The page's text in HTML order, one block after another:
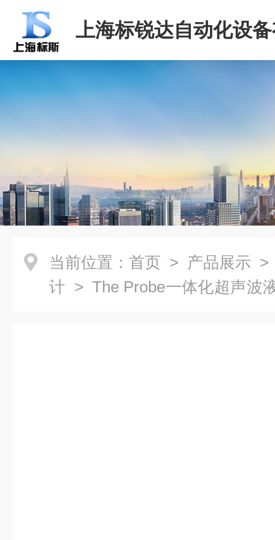
上海标锐达自动化设
司
当前位置： 首页 > 产品展示
计 > The Probe一体化超声波